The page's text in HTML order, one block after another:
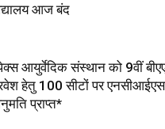
आज बंद
आयुर्वेदिक संस्थान को 9वीं
हेतु 100 सीटों पर
प्राप्त*